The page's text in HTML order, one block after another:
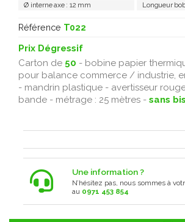
Ø interne axe : 12 mm Longueur
Référence T022
Prix Dégressif
Carton de 50 - bobine papier
pour balance commerce / industrie,
- mandrin plastique - avertisseur
bande - métrage : 25 mètres - sans
Une information ?
N’hésitez pas, nous sommes à
au 0971 453 854